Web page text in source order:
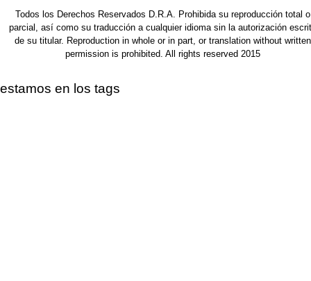
Todos los Derechos Reservados D.R.A. Prohibida su reproducción total o
parcial, así como su traducción a cualquier idioma sin la autorización
de su titular. Reproduction in whole or in part, or translation without written
permission is prohibited. All rights reserved 2015
estamos en los tags